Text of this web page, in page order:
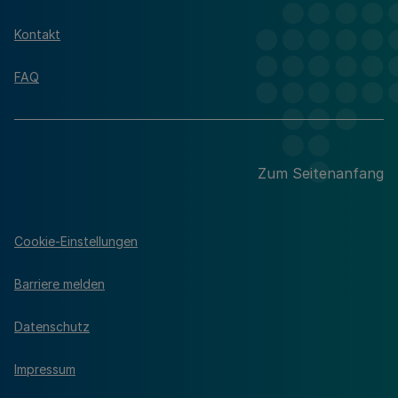
Kontakt
FAQ
Zum Seitenanfang
Cookie-Einstellungen
Barriere melden
Datenschutz
Impressum